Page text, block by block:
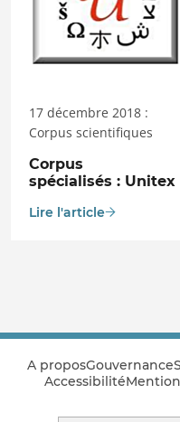
17 décembre 2018 :
Corpus scientifiques
Corpus
spécialisés : Unitex
Lire l'article
A proposGouvernance
Accessibilité